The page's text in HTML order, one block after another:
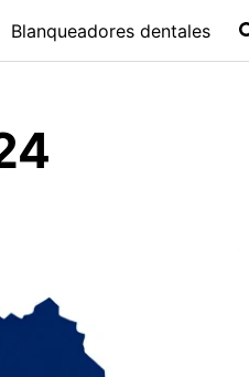
Blanqueadores dentales